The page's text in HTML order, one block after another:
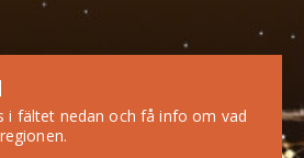
i fältet nedan och få info om vad